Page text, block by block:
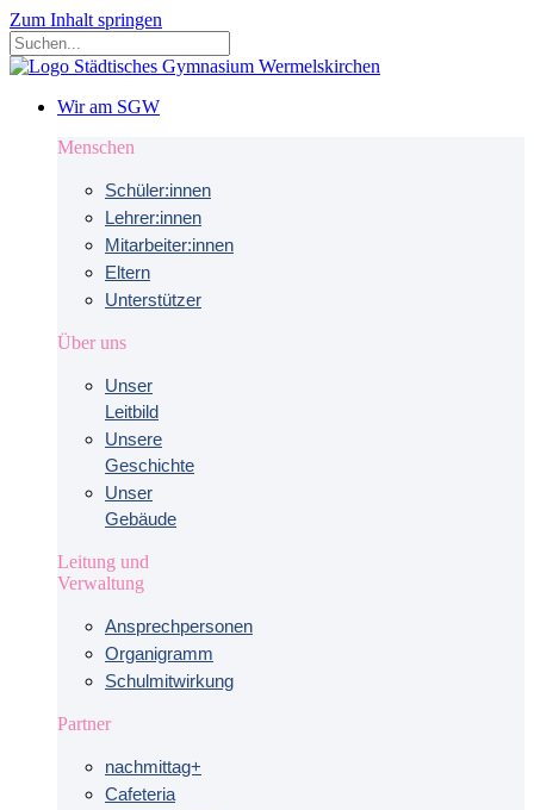
Zum Inhalt springen
Wir am SGW
Menschen
Schüler:innen
Lehrer:innen
Mitarbeiter:innen
Eltern
Unterstützer
Über uns
Unser
Leitbild
Unsere
Geschichte
Unser
Gebäude
Leitung und
Verwaltung
Ansprechpersonen
Organigramm
Schulmitwirkung
Partner
nachmittag+
Cafeteria